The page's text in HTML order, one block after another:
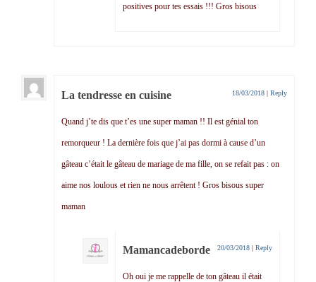
positives pour tes essais !!! Gros bisous
La tendresse en cuisine 18/03/2018 | Reply
Quand j’te dis que t’es une super maman !! Il est génial ton
remorqueur ! La dernière fois que j’ai pas dormi à cause d’un
gâteau c’était le gâteau de mariage de ma fille, on se refait pas : on
aime nos loulous et rien ne nous arrêtent ! Gros bisous super
maman
Mamancadeborde 20/03/2018 | Reply
Oh oui je me rappelle de ton gâteau il était